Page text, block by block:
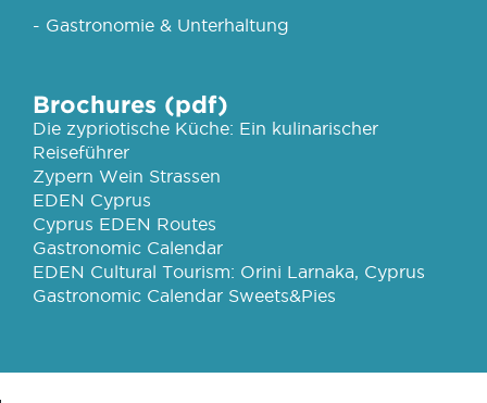
- Gastronomie & Unterhaltung
Brochures (pdf)
Die zypriotische Küche: Ein kulinarischer
Reiseführer
Zypern Wein Strassen
EDEN Cyprus
Cyprus EDEN Routes
Gastronomic Calendar
EDEN Cultural Tourism: Orini Larnaka, Cyprus
Gastronomic Calendar Sweets&Pies